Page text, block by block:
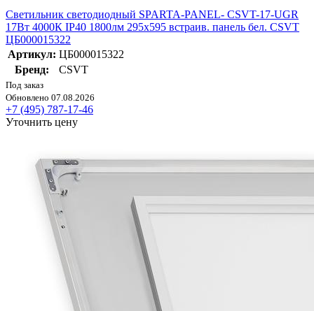
Светильник светодиодный SPARTA-PANEL- CSVT-17-UGR
17Вт 4000К IP40 1800лм 295х595 встраив. панель бел. CSVT
ЦБ000015322
Артикул: ЦБ000015322
Бренд:
CSVT
Под заказ
Обновлено 07.08.2026
+7 (495) 787-17-46
Уточнить цену